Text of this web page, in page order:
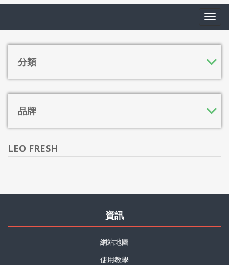
分類
品牌
LEO FRESH
資訊
網站地圖
使用教學